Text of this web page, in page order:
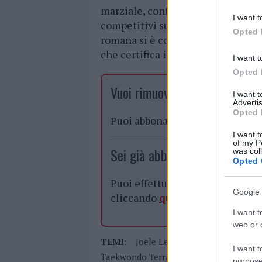
I want
Opted
I want
Opted
I want
Opted
I want
of my
was
Opted
Google
I want
web or
I want
marziale, confermando
competitivi su scala nazionale.
romana si è conclusa con il
che certifica il percorso sportivo
Vuoi rimuovere le pubblicità
Puoi abbonarti a soli € 1,10 al
Sei già abbonato?
Puoi effettuare l'accesso
cliccando qui
TEMI: Joele Ledda
Taekwondo Terranova